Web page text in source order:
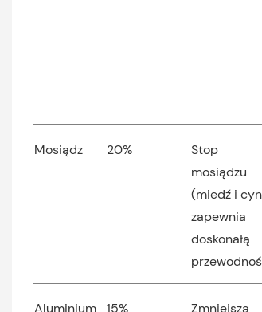
Mosiądz 20%
Stop
mosiądzu
(miedź i
zapewnia
doskonałą
Aluminium 15%
Zmniejsza